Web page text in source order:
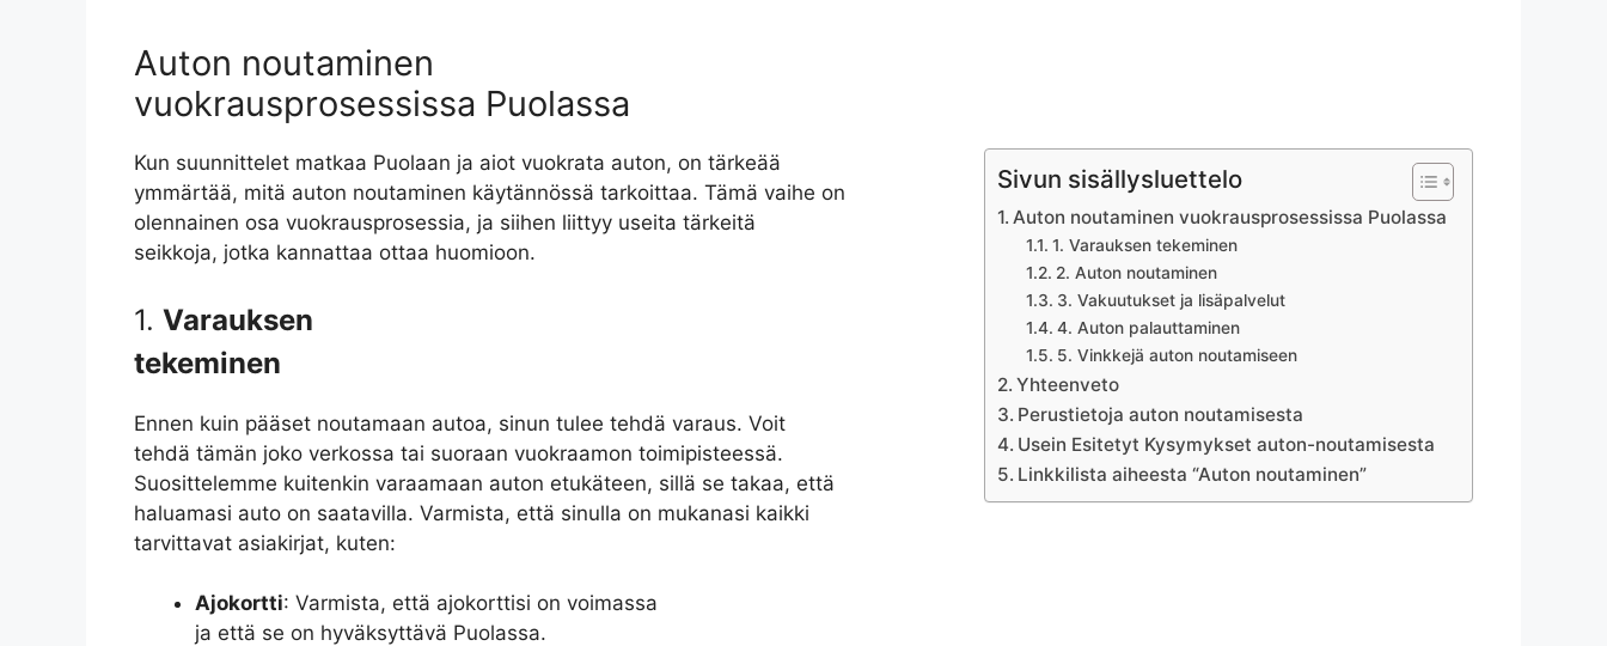
Auton noutaminen
vuokrausprosessissa Puolassa
Sivun sisällysluettelo
Auton noutaminen vuokrausprosessissa Puolassa
1. Varauksen tekeminen
2. Auton noutaminen
3. Vakuutukset ja lisäpalvelut
4. Auton palauttaminen
5. Vinkkejä auton noutamiseen
Yhteenveto
Perustietoja auton noutamisesta
Usein Esitetyt Kysymykset auton-noutamisesta
Linkkilista aiheesta “Auton noutaminen”
Kun suunnittelet matkaa Puolaan ja aiot vuokrata auton, on tärkeää
ymmärtää, mitä auton noutaminen käytännössä tarkoittaa. Tämä vaihe on
olennainen osa vuokrausprosessia, ja siihen liittyy useita tärkeitä
seikkoja, jotka kannattaa ottaa huomioon.
1. Varauksen
tekeminen
Ennen kuin pääset noutamaan autoa, sinun tulee tehdä varaus. Voit
tehdä tämän joko verkossa tai suoraan vuokraamon toimipisteessä.
Suosittelemme kuitenkin varaamaan auton etukäteen, sillä se takaa, että
haluamasi auto on saatavilla. Varmista, että sinulla on mukanasi kaikki
tarvittavat asiakirjat, kuten:
Ajokortti: Varmista, että ajokorttisi on voimassa
ja että se on hyväksyttävä Puolassa.